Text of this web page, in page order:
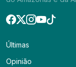
Últimas
Opinião